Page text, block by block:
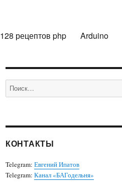
128 рецептов php Arduino
Искать:
КОНТАКТЫ
Telegram: Евгений Ипатов
Telegram: Канал «БАГодельня»